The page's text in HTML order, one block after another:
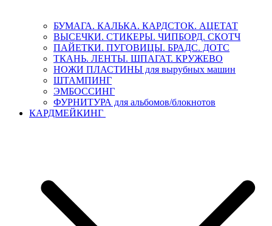
БУМАГА. КАЛЬКА. КАРДСТОК. АЦЕТАТ
ВЫСЕЧКИ. СТИКЕРЫ. ЧИПБОРД. СКОТЧ
ПАЙЕТКИ. ПУГОВИЦЫ. БРАДС. ДОТС
ТКАНЬ. ЛЕНТЫ. ШПАГАТ. КРУЖЕВО
НОЖИ ПЛАСТИНЫ для вырубных машин
ШТАМПИНГ
ЭМБОССИНГ
ФУРНИТУРА для альбомов/блокнотов
КАРДМЕЙКИНГ